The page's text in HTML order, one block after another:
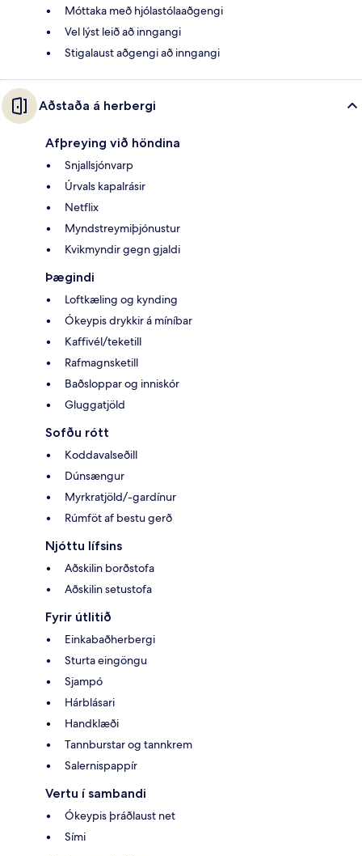
Móttaka með hjólastólaaðgengi
Vel lýst leið að inngangi
Stigalaust aðgengi að inngangi
Aðstaða á herbergi
Afþreying við höndina
Snjallsjónvarp
Úrvals kapalrásir
Netflix
Myndstreymiþjónustur
Kvikmyndir gegn gjaldi
Þægindi
Loftkæling og kynding
Ókeypis drykkir á míníbar
Kaffivél/teketill
Rafmagnsketill
Baðsloppar og inniskór
Gluggatjöld
Sofðu rótt
Koddavalseðill
Dúnsængur
Myrkratjöld/-gardínur
Rúmföt af bestu gerð
Njóttu lífsins
Aðskilin borðstofa
Aðskilin setustofa
Fyrir útlitið
Einkabaðherbergi
Sturta eingöngu
Sjampó
Hárblásari
Handklæði
Tannburstar og tannkrem
Salernispappír
Vertu í sambandi
Ókeypis þráðlaust net
Sími